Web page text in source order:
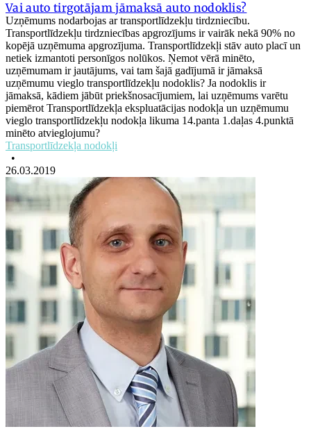
Vai auto tirgotājam jāmaksā auto nodoklis?
Uzņēmums nodarbojas ar transportlīdzekļu tirdzniecību.
Transportlīdzekļu tirdzniecības apgrozījums ir vairāk nekā 90% no
kopējā uzņēmuma apgrozījuma. Transportlīdzekļi stāv auto placī un
netiek izmantoti personīgos nolūkos. Ņemot vērā minēto,
uzņēmumam ir jautājums, vai tam šajā gadījumā ir jāmaksā
uzņēmumu vieglo transportlīdzekļu nodoklis? Ja nodoklis ir
jāmaksā, kādiem jābūt priekšnosacījumiem, lai uzņēmums varētu
piemērot Transportlīdzekļa ekspluatācijas nodokļa un uzņēmumu
vieglo transportlīdzekļu nodokļa likuma 14.panta 1.daļas 4.punktā
minēto atvieglojumu?
Transportlīdzekļa nodokļi
•
26.03.2019